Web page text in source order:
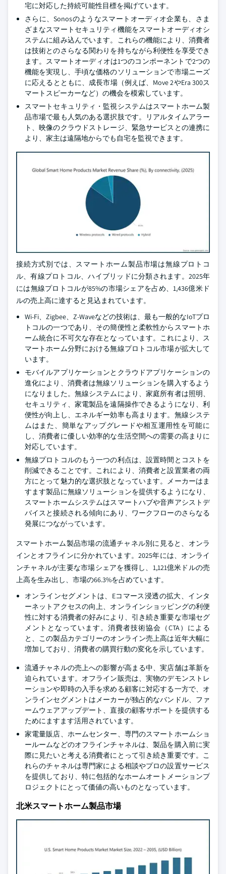
宅に対応した持続可能性目標を掲げています。
さらに、Sonosのようなスマートオーディオ企業も、さま
ざまなスマートセキュリティ機能をスマートオーディオシ
ステムに組み込んでいます。これらの機能により、消費者
は技術とのさらなる関わりを持ちながら利便性を享受でき
ます。スマートオーディオは1つのコンポーネントで2つの
機能を実現し、手頃な価格のソリューションで市場ニーズ
に応えるとともに、成長市場（例えば、Move 2やEra 300ス
マートスピーカーなど）の機会を模索しています。
スマートセキュリティ・監視システムはスマートホーム製
品市場で最も人気のある選択肢です。リアルタイムアラー
ト、映像のクラウドストレージ、緊急サービスとの連携に
より、家主は遠隔地からでも自宅を監視できます。
接続方式別では、スマートホーム製品市場は無線プロトコ
ル、有線プロトコル、ハイブリッドに分類されます。2025年
には無線プロトコルが85%の市場シェアを占め、1,436億米ド
ルの売上高に達すると見込まれています。
Wi-Fi、Zigbee、Z-Waveなどの技術は、最も一般的なIoTプロ
トコルの一つであり、その簡便性と柔軟性からスマートホ
ーム統合に不可欠な存在となっています。これにより、ス
マートホーム分野における無線プロトコル市場が拡大して
います。
モバイルアプリケーションとクラウドアプリケーションの
進化により、消費者は無線ソリューションを購入するよう
になりました。無線システムにより、家庭所有者は照明、
セキュリティ、家電製品を遠隔操作できるようになり、利
便性が向上し、エネルギー効率も高まります。無線システ
ムはまた、簡単なアップグレードや相互運用性を可能に
し、消費者に優しい効率的な生活空間への需要の高まりに
対応しています。
無線プロトコルのもう一つの利点は、設置時間とコストを
削減できることです。これにより、消費者と設置業者の両
方にとって魅力的な選択肢となっています。メーカーはま
すます製品に無線ソリューションを提供するようになり、
スマートホームシステムはスマートハブや音声アシストデ
バイスと接続される傾向にあり、ワークフローのさらなる
発展につながっています。
スマートホーム製品市場の流通チャネル別に見ると、オンラ
インとオフラインに分かれています。2025年には、オンライ
ンチャネルが主要な市場シェアを獲得し、1,121億米ドルの売
上高を生み出し、市場の66.3%を占めています。
オンラインセグメントは、Eコマース浸透の拡大、インタ
ーネットアクセスの向上、オンラインショッピングの利便
性に対する消費者の好みにより、引き続き重要な市場セグ
メントとなっています。消費者技術協会（CTA）による
と、この製品カテゴリーのオンライン売上高は近年大幅に
増加しており、消費者の購買行動の変化を示しています。
流通チャネルの売上への影響が高まる中、実店舗は革新を
迫られています。オフライン販売は、実物のデモンストレ
ーションや即時の入手を求める顧客に対応する一方で、オ
ンラインセグメントはメーカーが独占的なバンドル、ファ
ームウェアアップデート、直接の顧客サポートを提供する
ためにますます活用されています。
家電量販店、ホームセンター、専門のスマートホームショ
ールームなどのオフラインチャネルは、製品を購入前に実
際に見たいと考える消費者にとって引き続き重要です。こ
れらのチャネルは専門家による相談やプロの設置サービス
を提供しており、特に包括的なホームオートメーションプ
ロジェクトにとって価値の高いものとなっています。
北米スマートホーム製品市場